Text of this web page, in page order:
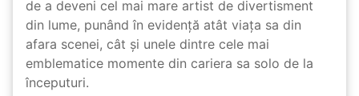
de a deveni cel mai mare artist de divertisment
din lume, punând în evidență atât viața sa din
afara scenei, cât și unele dintre cele mai
emblematice momente din cariera sa solo de la
începuturi.